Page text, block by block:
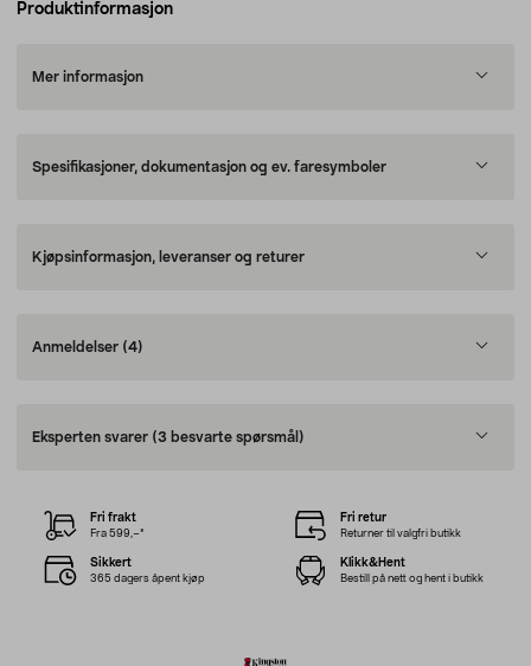
Produktinformasjon
Mer informasjon
Spesifikasjoner, dokumentasjon og ev. faresymboler
Kjøpsinformasjon, leveranser og returer
Anmeldelser (4)
Eksperten svarer (3 besvarte spørsmål)
Fri frakt
Fra 599,–*
Fri retur
Returner til valgfri butikk
Sikkert
365 dagers åpent kjøp
Klikk&Hent
Bestill på nett og hent i butikk